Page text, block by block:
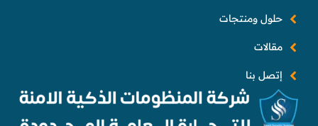
حلول ومنتجات
مقالات
إتصل بنا